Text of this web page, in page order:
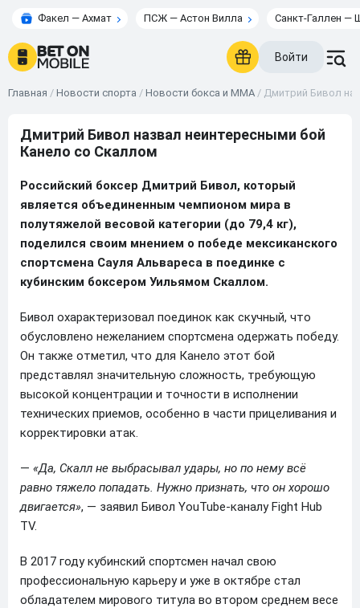
Факел — Ахмат ПСЖ — Астон Вилла Санкт-Галлен —
Войти
Главная / Новости спорта / Новости бокса и ММА / Дмитрий Бивол
Дмитрий Бивол назвал неинтересными бой
Канело со Скаллом
Российский боксер Дмитрий Бивол, который
является объединенным чемпионом мира в
полутяжелой весовой категории (до 79,4 кг),
поделился своим мнением о победе мексиканского
спортсмена Сауля Альвареса в поединке с
кубинским боксером Уильямом Скаллом.
Бивол охарактеризовал поединок как скучный, что
обусловлено нежеланием спортсмена одержать победу.
Он также отметил, что для Канело этот бой
представлял значительную сложность, требующую
высокой концентрации и точности в исполнении
технических приемов, особенно в части прицеливания и
корректировки атак.
— «Да, Скалл не выбрасывал удары, но по нему всё
равно тяжело попадать. Нужно признать, что он хорошо
двигается», — заявил Бивол YouTube-каналу Fight Hub
TV.
В 2017 году кубинский спортсмен начал свою
профессиональную карьеру и уже в октябре стал
обладателем мирового титула во втором среднем весе